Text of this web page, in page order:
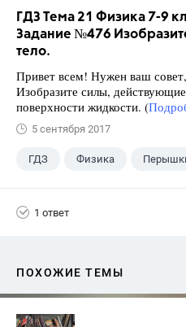
ГДЗ Тема 21 Физика 7-9
Задание №476
тело.
Привет всем! Нужен ваш
Изобразите силы,
поверхности жидкости. (
5 сентября 2017
ГДЗ Физика
1 ответ
ПОХОЖИЕ ТЕМЫ